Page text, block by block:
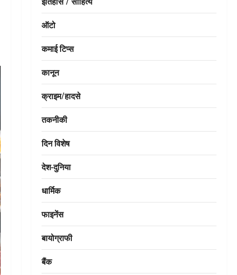
ऑटो
कमाई टिप्स
कानून
क्राइम/हादसे
तकनीकी
दिन विशेष
देश-दुनिया
धार्मिक
फाइनेंस
बायोग्राफी
बैंक